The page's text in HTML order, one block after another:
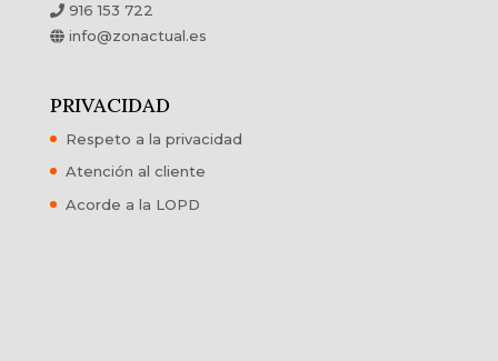
916 153 722
info@zonactual.es
PRIVACIDAD
Respeto a la privacidad
Atención al cliente
Acorde a la LOPD